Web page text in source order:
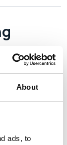
About
ads, to
er
at mange
godt sammen